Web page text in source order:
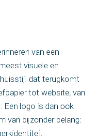
van een
visuele en
dat terugkomt
tot website, van
Een logo is dan ook
van bijzonder belang: